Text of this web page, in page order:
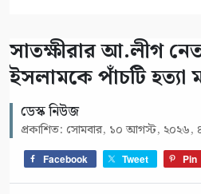
সাতক্ষীরার আ.লীগ
ইসলামকে পাঁচটি হত্যা
ডেস্ক নিউজ
প্রকাশিত: সোমবার, ১০ আগস্ট, ২০২৬,
Facebook Tweet Pin